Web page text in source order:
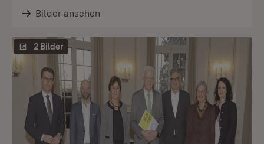
Bilder ansehen
2 Bilder